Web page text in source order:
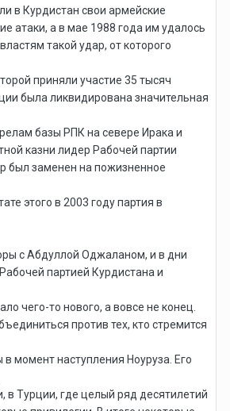
в Курдистан свои армейские
атаки, а в мае 1988 года им удалось
такой удар, от которого
приняли участие 35 тысяч
была ликвидирована значительная
базы РПК на севере Ирака и
казни лидер Рабочей партии
был заменен на пожизненное
этого в 2003 году партия в
с Абдуллой Оджаланом, и в дни
партией Курдистана и
чего-то нового, а вовсе не конец.
против тех, кто стремится
момент наступления Ноуруза. Его
в Турции, где целый ряд десятилетий